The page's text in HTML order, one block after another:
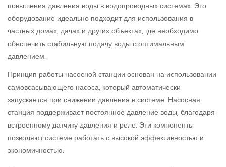
повышения давления воды в водопроводных системах. Это
оборудование идеально подходит для использования в
частных домах, дачах и других объектах, где необходимо
обеспечить стабильную подачу воды с оптимальным
давлением.
Принцип работы насосной станции основан на использовании
самовсасывающего насоса, который автоматически
запускается при снижении давления в системе. Насосная
станция поддерживает постоянное давление воды, благодаря
встроенному датчику давления и реле. Эти компоненты
позволяют системе работать с высокой эффективностью и
экономичностью.